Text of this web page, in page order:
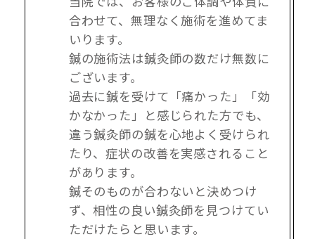
合わせて、無理なく施術を進めてま
いります。
鍼の施術法は鍼灸師の数だけ無数に
ございます。
過去に鍼を受けて「痛かった」「効
かなかった」と感じられた方でも、
違う鍼灸師の鍼を心地よく受けられ
たり、症状の改善を実感されること
があります。
鍼そのものが合わないと決めつけ
ず、相性の良い鍼灸師を見つけてい
ただけたらと思います。